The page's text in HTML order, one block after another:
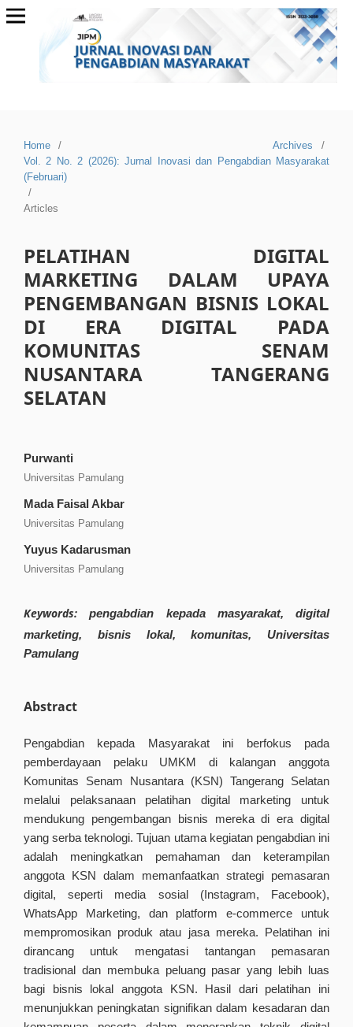
Home / Archives
/
Vol. 2 No. 2 (2026): Jurnal Inovasi dan Pengabdian Masyarakat
(Februari)
/
Articles
PELATIHAN DIGITAL
MARKETING DALAM UPAYA
PENGEMBANGAN BISNIS LOKAL
DI ERA DIGITAL PADA
KOMUNITAS SENAM
NUSANTARA TANGERANG
SELATAN
Purwanti
Universitas Pamulang
Mada Faisal Akbar
Universitas Pamulang
Yuyus Kadarusman
Universitas Pamulang
Keywords:pengabdian kepada masyarakat, digital
marketing, bisnis lokal, komunitas, Universitas
Pamulang
Abstract
Pengabdian kepada Masyarakat ini berfokus pada
pemberdayaan pelaku UMKM di kalangan anggota
Komunitas Senam Nusantara (KSN) Tangerang Selatan
melalui pelaksanaan pelatihan digital marketing untuk
mendukung pengembangan bisnis mereka di era digital
yang serba teknologi. Tujuan utama kegiatan pengabdian ini
adalah meningkatkan pemahaman dan keterampilan
anggota KSN dalam memanfaatkan strategi pemasaran
digital, seperti media sosial (Instagram, Facebook),
WhatsApp Marketing, dan platform e-commerce untuk
mempromosikan produk atau jasa mereka. Pelatihan ini
dirancang untuk mengatasi tantangan pemasaran
tradisional dan membuka peluang pasar yang lebih luas
bagi bisnis lokal anggota KSN. Hasil dari pelatihan ini
menunjukkan peningkatan signifikan dalam kesadaran dan